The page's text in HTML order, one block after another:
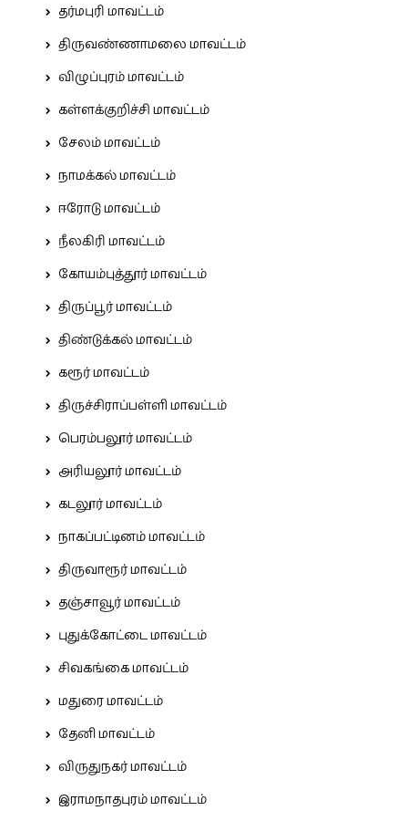
தர்மபுரி மாவட்டம்
திருவண்ணாமலை மாவட்டம்
விழுப்புரம் மாவட்டம்
கள்ளக்குறிச்சி மாவட்டம்
சேலம் மாவட்டம்
நாமக்கல் மாவட்டம்
ஈரோடு மாவட்டம்
நீலகிரி மாவட்டம்
கோயம்புத்தூர் மாவட்டம்
திருப்பூர் மாவட்டம்
திண்டுக்கல் மாவட்டம்
கரூர் மாவட்டம்
திருச்சிராப்பள்ளி மாவட்டம்
பெரம்பலூர் மாவட்டம்
அரியலூர் மாவட்டம்
கடலூர் மாவட்டம்
நாகப்பட்டினம் மாவட்டம்
திருவாரூர் மாவட்டம்
தஞ்சாவூர் மாவட்டம்
புதுக்கோட்டை மாவட்டம்
சிவகங்கை மாவட்டம்
மதுரை மாவட்டம்
தேனி மாவட்டம்
விருதுநகர் மாவட்டம்
இராமநாதபுரம் மாவட்டம்